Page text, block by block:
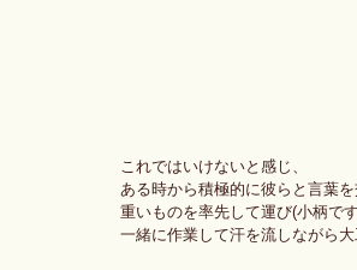
これではいけないと感じ、
ある時から積極的に彼らと言葉を
重いものを率先して運び(小柄で
一緒に作業して汗を流しながら